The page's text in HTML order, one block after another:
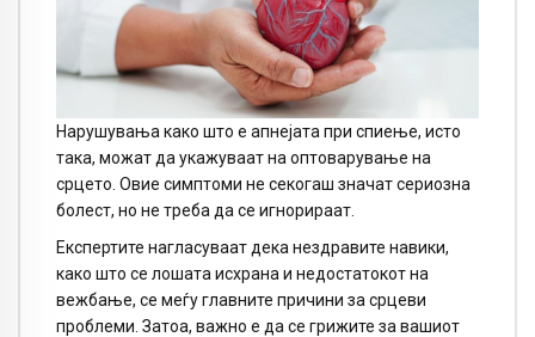
Нарушувања како што е апнејата при спиење, исто
така, можат да укажуваат на оптоварување на
срцето. Овие симптоми не секогаш значат сериозна
болест, но не треба да се игнорираат.
Експертите нагласуваат дека нездравите навики,
како што се лошата исхрана и недостатокот на
вежбање, се меѓу главните причини за срцеви
проблеми. Затоа, важно е да се грижите за вашиот